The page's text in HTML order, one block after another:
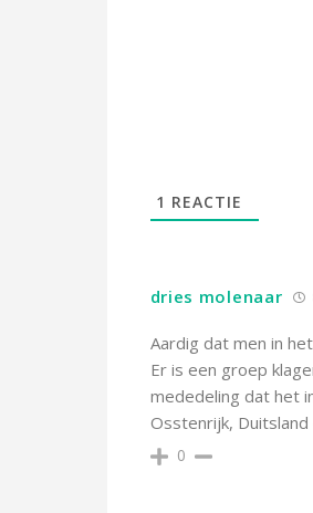
1 REACTIE
dries molenaar
Aardig dat men in
Er is een groep
mededeling dat het
Osstenrijk,
0